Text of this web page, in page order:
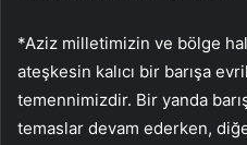
*Aziz milletimizin ve bölge
ateşkesin kalıcı bir barışa
temennimizdir. Bir yanda
temaslar devam ederken,